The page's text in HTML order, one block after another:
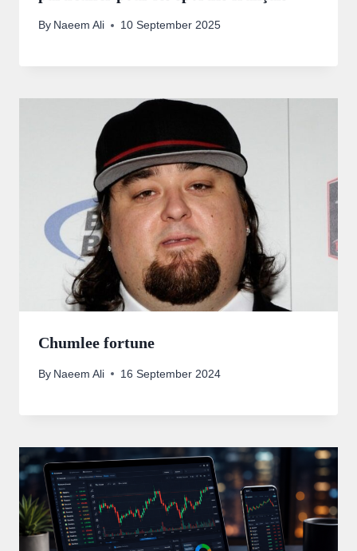
By Naeem Ali 10 September 2025
Chumlee fortune
By Naeem Ali 16 September 2024